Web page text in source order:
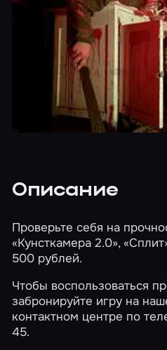
Описание
Проверьте себя на
«Кунсткамера 2.0»,
500 рублей.
Чтобы воспользоваться
забронируйте игру на
контактном центре по
45.